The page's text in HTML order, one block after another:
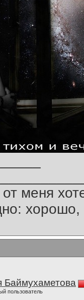
от меня
Баймухаметова
пользователь